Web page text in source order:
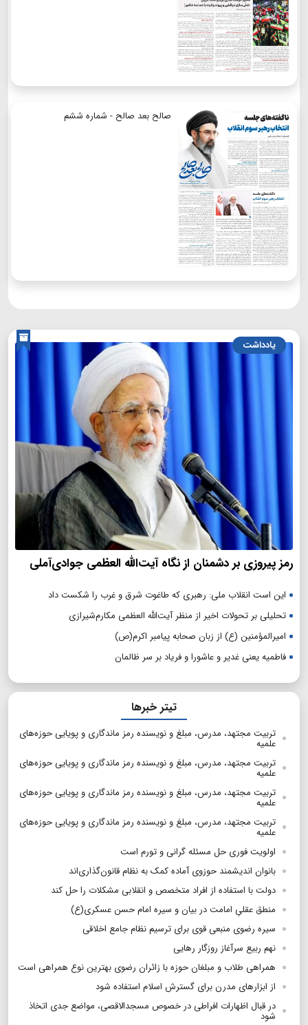
صالح بعد صالح - شماره ششم
یادداشت
رمز پیروزی بر دشمنان از نگاه آیت‌الله العظمی جوادی‌آملی
این است انقلاب ملی: رهبری که طاغوت شرق و غرب را شکست داد
تحلیلی بر تحولات اخیر از منظر آیت‌الله العظمی مکارم‌شیرازی
امیرالمؤمنین (ع) از زبان صحابه پیامبر اکرم(ص)
فاطمیه یعنی غدیر و عاشورا و فریاد بر سر ظالمان
تیتر خبرها
تربیت مجتهد، مدرس، مبلغ و نویسنده رمز ماندگاری و پویایی حوزه‌های
علمیه
تربیت مجتهد، مدرس، مبلغ و نویسنده رمز ماندگاری و پویایی حوزه‌های
علمیه
تربیت مجتهد، مدرس، مبلغ و نویسنده رمز ماندگاری و پویایی حوزه‌های
علمیه
تربیت مجتهد، مدرس، مبلغ و نویسنده رمز ماندگاری و پویایی حوزه‌های
علمیه
اولویت فوری حل مسئله گرانی و تورم است
بانوان اندیشمند حوزوی آماده کمک به نظام قانون‌گذاری‌اند
دولت با استفاده از افراد متخصص و انقلابی مشکلات را حل کند
منطق عقلیِ امامت در بیان و سیره امام حسن عسکری(ع)
سیره رضوی منبعی قوی برای ترسیم نظام جامع اخلاقی
نهم ربیع سرآغاز روزگار رهایی
همراهی طلاب و مبلغان حوزه با زائران رضوی بهترین نوع همراهی است
از ابزارهای مدرن برای گسترش اسلام استفاده شود
در قبال اظهارات افراطی در خصوص مسجدالاقصی، مواضع جدی اتخاذ
شود